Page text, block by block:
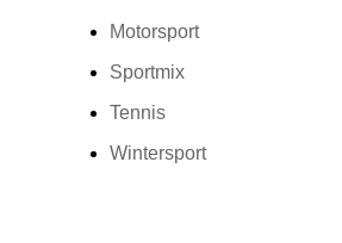
Motorsport
Sportmix
Tennis
Wintersport